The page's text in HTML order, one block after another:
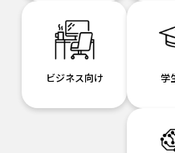
ビジネス向け 学